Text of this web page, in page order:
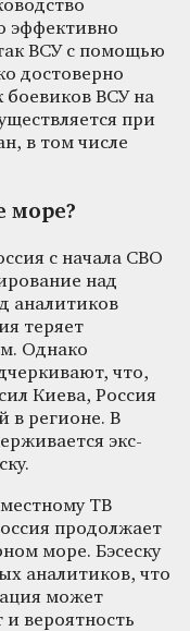
эффективно
ВСУ с помощью
достоверно
боевиков ВСУ на
при
в том числе
море?
с начала СВО
над
аналитиков
теряет
Однако
что,
Киева, Россия
в регионе. В
экс-
ТВ
продолжает
море. Бэсеску
аналитиков, что
может
и вероятность